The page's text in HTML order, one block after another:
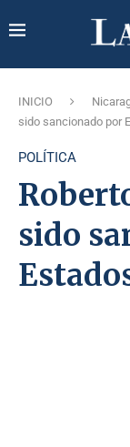
INICIO
sido sancionado por
POLÍTICA
sido